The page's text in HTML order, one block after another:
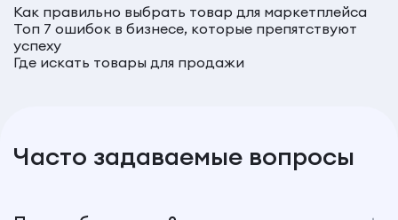
Как правильно выбрать товар для маркетплейса
Топ 7 ошибок в бизнесе, которые препятствуют
успеху
Где искать товары для продажи
Часто задаваемые вопросы